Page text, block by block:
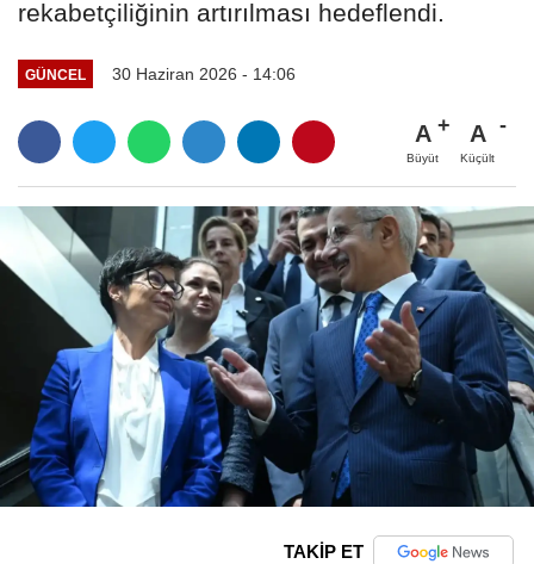
rekabetçiliğinin artırılması hedeflendi.
GÜNCEL 30 Haziran 2026 - 14:06
A
Büyüt
A
Küçült
TAKİP ET